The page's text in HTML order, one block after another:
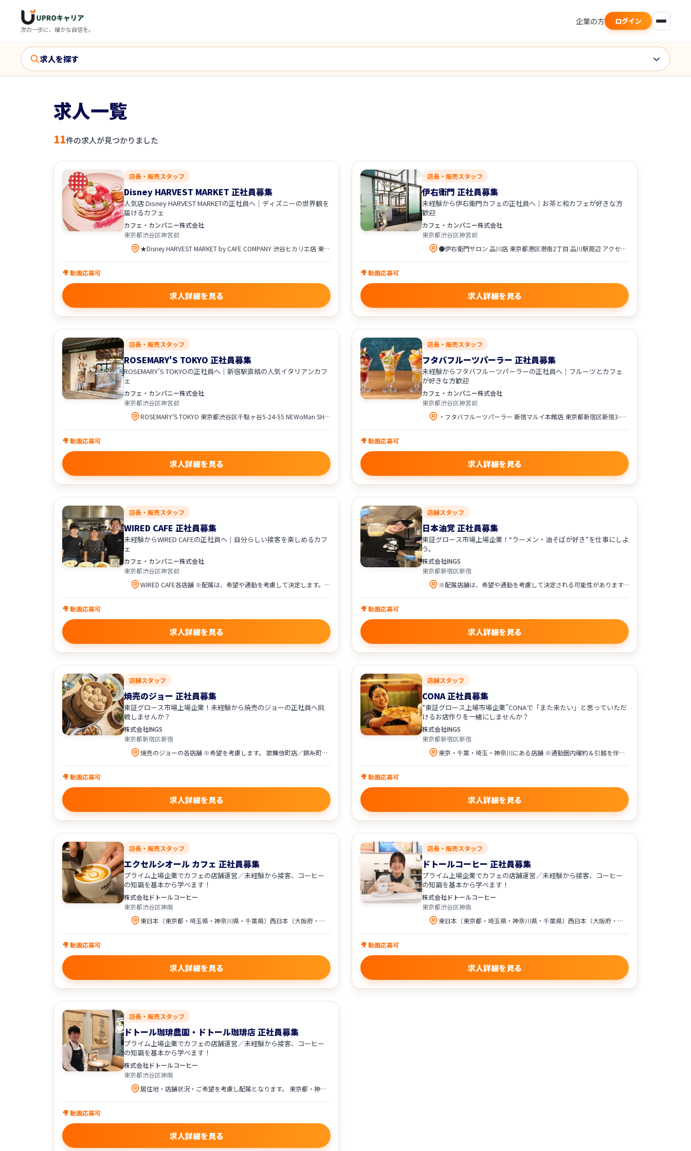
次の一歩に、確かな自信を。
企業の方 ログイン
求人を探す
求人一覧
11件の求人が見つかりました
店長・販売スタッフ
Disney HARVEST MARKET 正社員募集
人気店 Disney HARVEST MARKETの正社員へ｜ディズニーの世界観を
届けるカフェ
カフェ・カンパニー株式会社
東京都渋谷区神宮前
★Disney HARVEST MARKET by CAFE COMPANY 渋谷ヒカリエ店 東京都渋谷区渋谷2-21-1 渋谷ヒカリエ7F アクセス ・各線「渋谷駅」直結、徒歩圏内 ★Disney HARVEST MARKET by CAFE COMPANY 横浜赤レンガ倉庫店 神奈川県横浜市中区新港1-1-2 横浜赤レンガ倉庫2号館3F アクセス ・みなとみらい線「日本大通り駅」より徒歩圏内 ・みなとみらい線「馬車道駅」より徒歩圏内 ・JR、横浜市営地下鉄「桜木町駅」より徒歩圏内 配属は、希望や通勤を考慮して決定します。
🎥 動画応募可
求人詳細を見る
店長・販売スタッフ
伊右衛門 正社員募集
未経験から伊右衛門カフェの正社員へ｜お茶と和カフェが好きな方
歓迎
カフェ・カンパニー株式会社
東京都渋谷区神宮前
●伊右衛門サロン 品川店 東京都港区港南2丁目 品川駅周辺 アクセス ・各線「品川駅」より徒歩圏内 ●伊右衛門サロン ラゾーナ川崎店 神奈川県川崎市幸区堀川町72-1 ラゾーナ川崎プラザ内 アクセス ・JR「川崎駅」より徒歩1分 ・京急本線「京急川崎駅」より徒歩3分 配属は、希望や通勤を考慮して決定します。
🎥 動画応募可
求人詳細を見る
店長・販売スタッフ
ROSEMARY'S TOKYO 正社員募集
ROSEMARY’S TOKYOの正社員へ｜新宿駅直結の人気イタリアンカフ
ェ
カフェ・カンパニー株式会社
東京都渋谷区神宮前
ROSEMARY’S TOKYO 東京都渋谷区千駄ヶ谷5-24-55 NEWoMan SHINJUKU 6F アクセス ・JR各線「新宿駅」ミライナタワー改札・甲州街道改札・新南改札方面より直結 ・都営新宿線、都営大江戸線、京王新線「新宿駅」より徒歩5分 ・東京メトロ副都心線「新宿三丁目駅」より徒歩3分 ・地下1階地下鉄口直結
🎥 動画応募可
求人詳細を見る
店長・販売スタッフ
フタバフルーツパーラー 正社員募集
未経験からフタバフルーツパーラーの正社員へ｜フルーツとカフェ
が好きな方歓迎
カフェ・カンパニー株式会社
東京都渋谷区神宮前
・フタバフルーツパーラー 新宿マルイ本館店 東京都新宿区新宿3-30-13 新宿マルイ本館5F ★アクセス ・東京メトロ丸ノ内線「新宿三丁目駅」徒歩1分 ・東京メトロ副都心線「新宿三丁目駅」徒歩2分 ・都営新宿線「新宿三丁目駅」徒歩2分 ・各線「新宿駅」徒歩5分 ・フタバフルーツパーラー アトレ川崎店 神奈川県川崎市川崎区駅前本町26-1 アトレ川崎4F ★アクセス ・JR「川崎駅」直結 ・京急「京急川崎駅」徒歩圏内 配属は、希望や通勤を考慮して決定します。
🎥 動画応募可
求人詳細を見る
店長・販売スタッフ
WIRED CAFE 正社員募集
未経験からWIRED CAFEの正社員へ｜自分らしい接客を楽しめるカフ
ェ
カフェ・カンパニー株式会社
東京都渋谷区神宮前
WIRED CAFE各店舗 ※配属は、希望や通勤を考慮して決定します。 東京都 ・WIRED CAFE ルミネエスト新宿店 ・WIRED CAFE アトレ上野店 ・WIRED CAFE ルミネ立川店 神奈川県 ・WIRED CAFE 横浜相鉄ジョイナス店 ・WIRED CAFE 武蔵小杉東急スクエア店 ・WIRED CAFE アトレ川崎店 埼玉県 ・WIRED CAFE ルミネ大宮店
🎥 動画応募可
求人詳細を見る
店舗スタッフ
日本油党 正社員募集
東証グロース市場上場企業！“ラーメン・油そばが好き”を仕事にしよ
う。
株式会社INGS
東京都新宿区新宿
※配属店舗は、希望や通勤を考慮して決定される可能性があります。
🎥 動画応募可
求人詳細を見る
店舗スタッフ
焼売のジョー 正社員募集
東証グロース市場上場企業！未経験から焼売のジョーの正社員へ挑
戦しませんか？
株式会社INGS
東京都新宿区新宿
焼売のジョーの各店舗 ※希望を考慮します。 歌舞伎町店／錦糸町店／立川店／町田店／ 多摩センター店／川崎店／野毛店／横浜西口店／ 大宮店／大阪駅前第３ビル店／八王子店／千葉店
🎥 動画応募可
求人詳細を見る
店舗スタッフ
CONA 正社員募集
”東証グロース上場市場企業”CONAで「また来たい」と思っていただ
けるお店作りを一緒にしませんか？
株式会社INGS
東京都新宿区新宿
東京・千葉・埼玉・神奈川にある店舗 ※通勤圏内確約＆引越を伴う異動原則なし 渋谷宇田川町店／錦糸町店／新宿歌舞伎町店／ 恵比寿店／麻布十番店／上野店／立川店／ 蒲田店／横浜鶴屋町店／川崎店／ たまプラーザ店／溝の口店／大宮店／所沢店／ 船橋店／柏店／津田沼店／田町芝浦店／町田店／ 京急蒲田店／西新宿一丁目店／新宿東南口店
🎥 動画応募可
求人詳細を見る
店長・販売スタッフ
エクセルシオール カフェ 正社員募集
プライム上場企業でカフェの店舗運営／未経験から接客、コーヒー
の知識を基本から学べます！
株式会社ドトールコーヒー
東京都渋谷区神南
東日本（東京都・埼玉県・神奈川県・千葉県）西日本（大阪府・兵庫県・広島県・愛知県）にある 「ドトールコーヒーショップ」「エクセルシオール カフェ」の直営店舗への配属となります。 居住地・店舗状況・ご希望を考慮し配属となります。
🎥 動画応募可
求人詳細を見る
店長・販売スタッフ
ドトールコーヒー 正社員募集
プライム上場企業でカフェの店舗運営／未経験から接客、コーヒー
の知識を基本から学べます！
株式会社ドトールコーヒー
東京都渋谷区神南
東日本（東京都・埼玉県・神奈川県・千葉県）西日本（大阪府・兵庫県・広島県・愛知県）にある 「ドトールコーヒーショップ」「エクセルシオール カフェ」の直営店舗への配属となります。 居住地・店舗状況・ご希望を考慮し配属となります。
🎥 動画応募可
求人詳細を見る
店長・販売スタッフ
ドトール珈琲農園・ドトール珈琲店 正社員募集
プライム上場企業でカフェの店舗運営／未経験から接客、コーヒー
の知識を基本から学べます！
株式会社ドトールコーヒー
東京都渋谷区神南
居住地・店舗状況・ご希望を考慮し配属となります。 東京都・神奈川県・埼玉県・群馬県高崎市※（マイカー通勤可）にある「ドトール珈琲店」「ドトール珈琲農園」の直営店舗への配属となります。
🎥 動画応募可
求人詳細を見る